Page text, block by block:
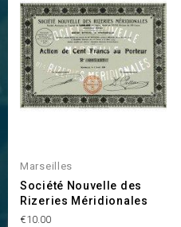
Marseilles
Société Nouvelle des
Rizeries Méridionales
Price
€10.00